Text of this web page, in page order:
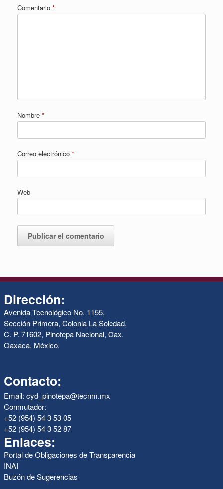
Comentario *
Nombre *
Correo electrónico *
Web
Dirección:
Avenida Tecnológico No. 1155,
Sección Primera, Colonia La Soledad,
C. P. 71602, Pinotepa Nacional, Oax.
Oaxaca, México.
Contacto:
Email: cyd_pinotepa@tecnm.mx
Conmutador:
+52 (954) 54 3 53 05
+52 (954) 54 3 52 87
Enlaces:
Portal de Obligaciones de Transparencia
INAI
Buzón de Sugerencias